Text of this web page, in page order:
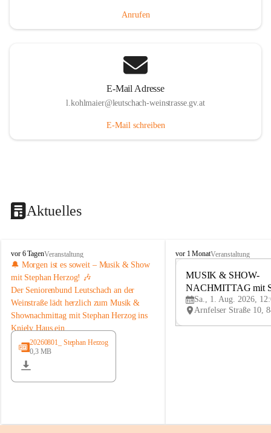
Anrufen
E-Mail Adresse
l.kohlmaier@leutschach-weinstrasse.gv.at
E-Mail schreiben
Aktuelles
K
n
i
e
l
y
H
a
vor 6 TagenVeranstaltung
🔔 Morgen ist es soweit – Musik & Show
mit Stephan Herzog! 🎶
Der Seniorenbund Leutschach an der
Weinstraße lädt herzlich zum Musik &
Shownachmittag mit Stephan Herzog ins
Kniely Haus ein.
Stephan Herzog lebt Musik seit seiner
Kindheit. Der gebürtige Salzburger
stammt aus der bekannten Musikerfamilie
Schwaiger/Herzog aus Maria Alm und
20260801_ Stephan Herzog
0,3 MB
K
vor 1 MonatVeranstaltung
MUSIK & SHOW-
NACHMITTAG mit
Herzog
Sa., 1. Aug. 2026,